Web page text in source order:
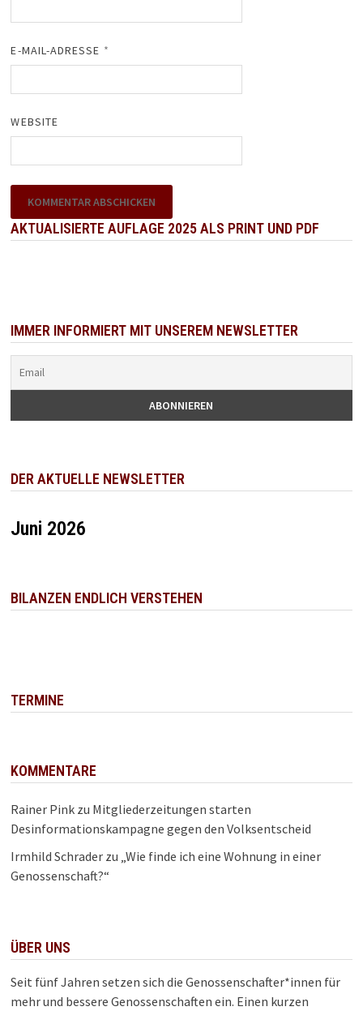
E-MAIL-ADRESSE *
WEBSITE
AKTUALISIERTE AUFLAGE 2025 ALS PRINT UND PDF
IMMER INFORMIERT MIT UNSEREM NEWSLETTER
DER AKTUELLE NEWSLETTER
Juni 2026
BILANZEN ENDLICH VERSTEHEN
TERMINE
KOMMENTARE
Rainer Pink zu Mitgliederzeitungen starten
Desinformationskampagne gegen den Volksentscheid
Irmhild Schrader zu „Wie finde ich eine Wohnung in einer
Genossenschaft?“
ÜBER UNS
Seit fünf Jahren setzen sich die Genossenschafter*innen für
mehr und bessere Genossenschaften ein. Einen kurzen